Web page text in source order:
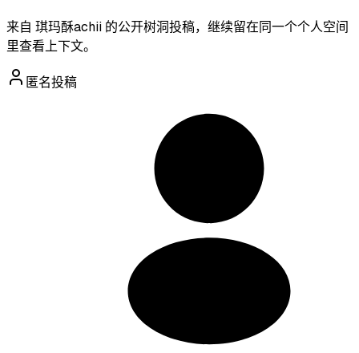
来自 琪玛酥achii 的公开树洞投稿，继续留在同一个个人空间
里查看上下文。
匿名投稿